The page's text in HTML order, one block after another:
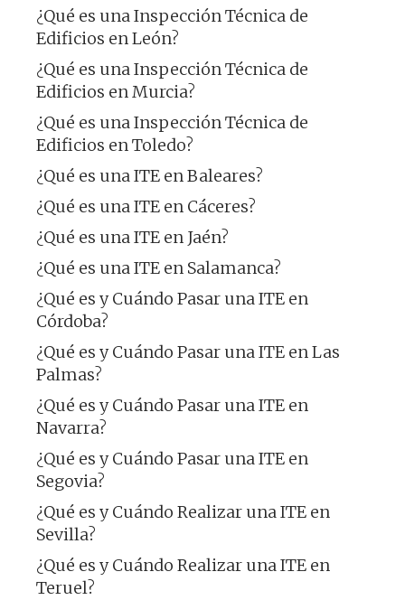
¿Qué es una Inspección Técnica de
Edificios en León?
¿Qué es una Inspección Técnica de
Edificios en Murcia?
¿Qué es una Inspección Técnica de
Edificios en Toledo?
¿Qué es una ITE en Baleares?
¿Qué es una ITE en Cáceres?
¿Qué es una ITE en Jaén?
¿Qué es una ITE en Salamanca?
¿Qué es y Cuándo Pasar una ITE en
Córdoba?
¿Qué es y Cuándo Pasar una ITE en Las
Palmas?
¿Qué es y Cuándo Pasar una ITE en
Navarra?
¿Qué es y Cuándo Pasar una ITE en
Segovia?
¿Qué es y Cuándo Realizar una ITE en
Sevilla?
¿Qué es y Cuándo Realizar una ITE en
Teruel?